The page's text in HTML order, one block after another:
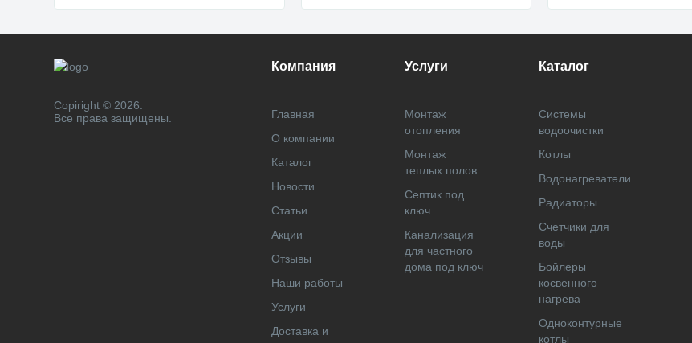
Copiright © 2026.
Все права защищены.
Компания
Главная
О компании
Каталог
Новости
Статьи
Акции
Отзывы
Наши работы
Услуги
Доставка и
Услуги
Монтаж
отопления
Монтаж
теплых полов
Септик под
ключ
Канализация
для частного
дома под ключ
Каталог
Системы
водоочистки
Котлы
Водонагреватели
Радиаторы
Cчетчики для
воды
Бойлеры
косвенного
нагрева
Одноконтурные
котлы